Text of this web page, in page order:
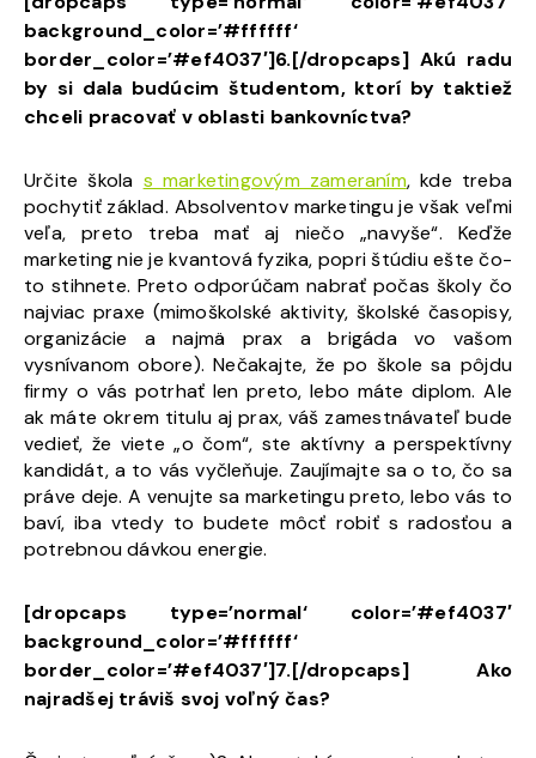
background_color=’#ffffff‘
border_color=’#ef4037′]6.[/dropcaps] Akú radu
by si dala budúcim študentom, ktorí by taktiež
chceli pracovať v oblasti bankovníctva?
Určite škola s marketingovým zameraním, kde treba
pochytiť základ. Absolventov marketingu je však veľmi
veľa, preto treba mať aj niečo „navyše“. Keďže
marketing nie je kvantová fyzika, popri štúdiu ešte čo-
to stihnete. Preto odporúčam nabrať počas školy čo
najviac praxe (mimoškolské aktivity, školské časopisy,
organizácie a najmä prax a brigáda vo vašom
vysnívanom obore). Nečakajte, že po škole sa pôjdu
firmy o vás potrhať len preto, lebo máte diplom. Ale
ak máte okrem titulu aj prax, váš zamestnávateľ bude
vedieť, že viete „o čom“, ste aktívny a perspektívny
kandidát, a to vás vyčleňuje. Zaujímajte sa o to, čo sa
práve deje. A venujte sa marketingu preto, lebo vás to
baví, iba vtedy to budete môcť robiť s radosťou a
potrebnou dávkou energie.
[dropcaps type=’normal‘ color=’#ef4037′
background_color=’#ffffff‘
border_color=’#ef4037′]7.[/dropcaps] Ako
najradšej tráviš svoj voľný čas?